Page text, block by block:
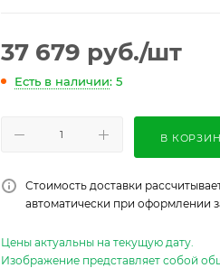
37 679 руб./шт
Есть в наличии: 5
В
Стоимость доставки
автоматически при оформлении
Цены актуальны на текущую дату.
Изображение представляет собой